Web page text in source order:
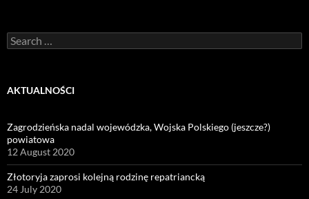
Search
for:
AKTUALNOŚCI
Zagrodzieńska nadal wojewódzka, Wojska Polskiego (jeszcze?)
powiatowa
12 August 2020
Złotoryja zaprosi kolejną rodzinę repatriancką
24 July 2020